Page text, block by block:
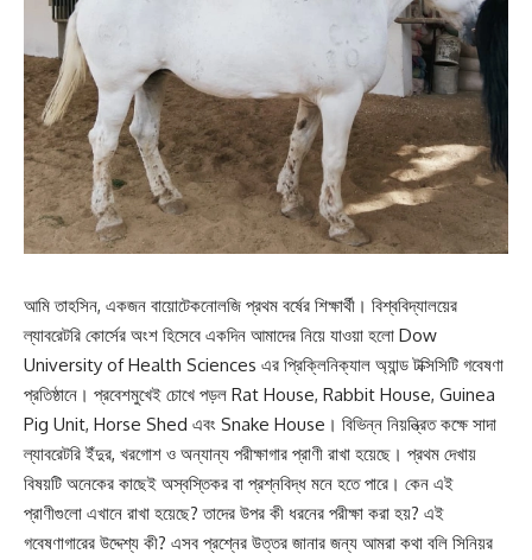
আমি তাহসিন, একজন বায়োটেকনোলজি প্রথম বর্ষের শিক্ষার্থী। বিশ্ববিদ্যালয়ের
ল্যাবরেটরি কোর্সের অংশ হিসেবে একদিন আমাদের নিয়ে যাওয়া হলো Dow
University of Health Sciences এর প্রিক্লিনিক্যাল অ্যান্ড টক্সিসিটি গবেষণা
প্রতিষ্ঠানে। প্রবেশমুখেই চোখে পড়ল Rat House, Rabbit House, Guinea
Pig Unit, Horse Shed এবং Snake House। বিভিন্ন নিয়ন্ত্রিত কক্ষে সাদা
ল্যাবরেটরি ইঁদুর, খরগোশ ও অন্যান্য পরীক্ষাগার প্রাণী রাখা হয়েছে। প্রথম দেখায়
বিষয়টি অনেকের কাছেই অস্বস্তিকর বা প্রশ্নবিদ্ধ মনে হতে পারে। কেন এই
প্রাণীগুলো এখানে রাখা হয়েছে? তাদের উপর কী ধরনের পরীক্ষা করা হয়? এই
গবেষণাগারের উদ্দেশ্য কী? এসব প্রশ্নের উত্তর জানার জন্য আমরা কথা বলি সিনিয়র